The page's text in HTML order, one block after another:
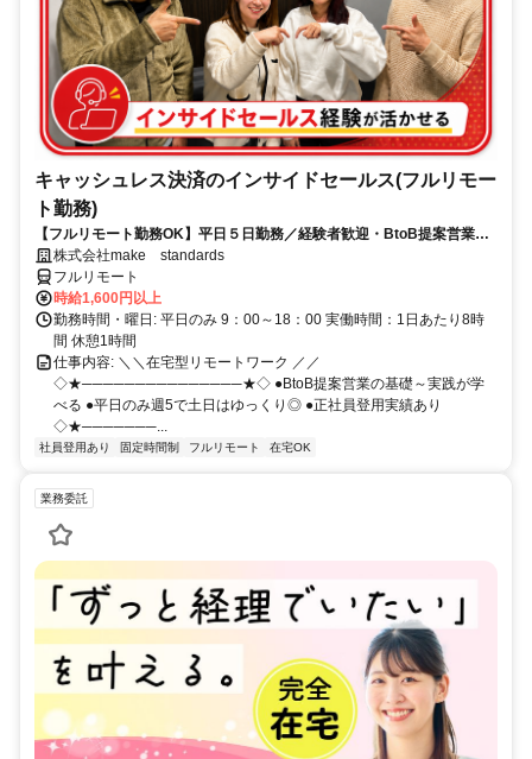
キャッシュレス決済のインサイドセールス(フルリモー
ト勤務)
【フルリモート勤務OK】平日５日勤務／経験者歓迎・BtoB提案営業で
スキルアップ
株式会社make standards
フルリモート
時給1,600円以上
勤務時間・曜日: 平日のみ 9：00～18：00 実働時間：1日あたり8時
間 休憩1時間
仕事内容: ＼＼在宅型リモートワーク ／／
◇★───────────────★◇ ●BtoB提案営業の基礎～実践が学
べる ●平日のみ週5で土日はゆっくり◎ ●正社員登用実績あり
◇★───────...
社員登用あり 固定時間制 フルリモート 在宅OK
業務委託